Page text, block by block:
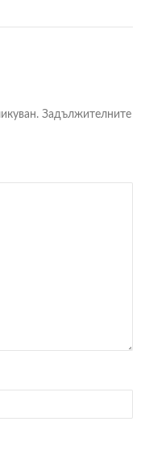
Задължителните